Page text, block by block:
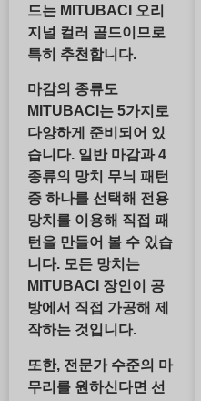
드는 MITUBACI 오리
지널 컬러 골드이므로
특히 추천합니다.
마감의 종류도
MITUBACI는 5가지로
다양하게 준비되어 있
습니다. 일반 마감과 4
종류의 망치 무늬 패턴
중 하나를 선택해 전용
망치를 이용해 직접 패
턴을 만들어 볼 수 있습
니다. 모든 망치는
MITUBACI 장인이 공
방에서 직접 가공해 제
작하는 것입니다.
또한, 전문가 수준의 마
무리를 원하신다면 선